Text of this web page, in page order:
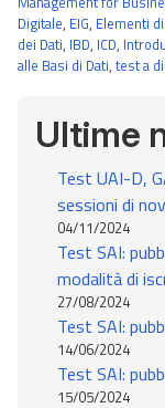
Digitale, EIG, Elementi
dei Dati, IBD, ICD,
alle Basi di Dati, test a
Ultime
Test UAI-D,
sessioni di
04/11/2024
Test SAI:
modalità di
27/08/2024
Test SAI:
14/06/2024
Test SAI:
15/05/2024